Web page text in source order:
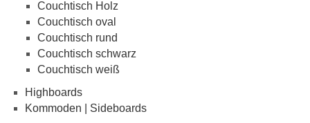
Couchtisch Holz
Couchtisch oval
Couchtisch rund
Couchtisch schwarz
Couchtisch weiß
Highboards
Kommoden | Sideboards